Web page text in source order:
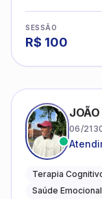
SESSÃO
R$ 100
JOÃO
06/
Terapia
Saúde